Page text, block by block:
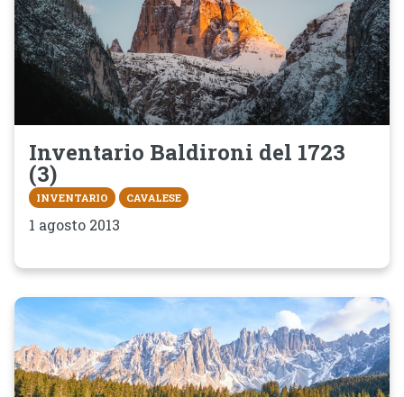
Inventario Baldironi del 1723
(3)
INVENTARIO CAVALESE
1 agosto 2013